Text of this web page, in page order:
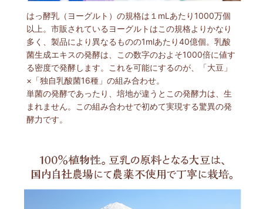
はっ酵乳（ヨーグルト）の規格は１mLあたり1000万個
以上。市販されているヨーグルトはこの規格よりかなり
多く、製品により異なるものの1mlあたり40億個。乳酸
菌生成エキスの発酵は、この数字のおよそ1000倍に値す
る密度で発酵します。これを可能にするのが、「大豆」
×「独自乳酸菌16種」の組み合わせ。
単菌の発酵であったり、培地が違うとこの発酵力は、生
まれません。この組み合わせで初めて実現する驚異の発
酵力です。